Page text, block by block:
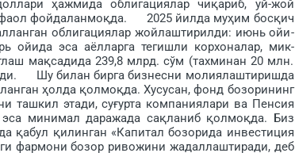
ҳаж­мида облигациялар чиқариб, уй-жой
фаол фойдаланмоқда. 2025 йилда муҳим босқич
облигациялар жойлаштирилди: июнь ойи­
ойида эса аёлларга тегишли корхоналар, мик­
мақ­садида 239,8 млрд. сўм (тахминан 20 млн.
Шу билан бирга бизнесни молия­лаштиришда
ҳолда қолмоқда. Хусусан, фонд бозорининг
ташкил этади, суғурта компаниялари ва Пенсия
минимал даражада сақланиб қолмоқда. Биз
қабул қилинган «Капитал бозорида инвестиция
фармони бозор ривожини жадаллаштиради, деб